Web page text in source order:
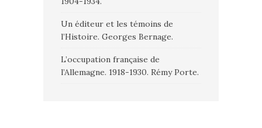
Un éditeur et les témoins de
l’Histoire. Georges Bernage.
L’occupation française de
l’Allemagne. 1918-1930. Rémy Porte.